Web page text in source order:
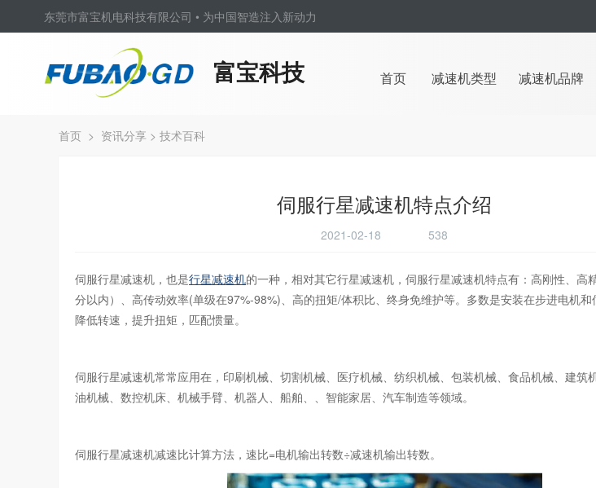
东莞市富宝机电科技有限公司 • 为中国智造注入新动力
富宝科技 首页 减速机类型 减速机品牌
首页 > 资讯分享 > 技术百科
伺服行星减速机特点介绍
2021-02-18 538
伺服行星减速机，也是行星减速机的一种，相对其它行星减速机，伺服行星减速机特点有：高刚性、高
分以内）、高传动效率(单级在97%-98%)、高的扭矩/体积比、终身免维护等。多数是安装在步进电机
降低转速，提升扭矩，匹配惯量。
伺服行星减速机常常应用在，印刷机械、切割机械、医疗机械、纺织机械、包装机械、食品机械、建筑
油机械、数控机床、机械手臂、机器人、船舶、、智能家居、汽车制造等领域。
伺服行星减速机减速比计算方法，速比=电机输出转数÷减速机输出转数。